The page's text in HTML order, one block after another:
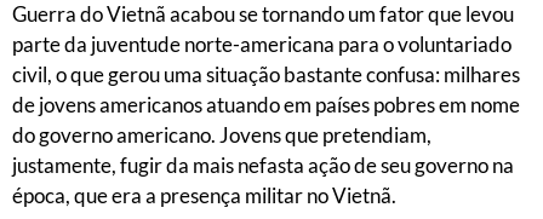
Guerra do Vietnã acabou se tornando um fator que levou
parte da juventude norte-americana para o voluntariado
civil, o que gerou uma situação bastante confusa: milhares
de jovens americanos atuando em países pobres em nome
do governo americano. Jovens que pretendiam,
justamente, fugir da mais nefasta ação de seu governo na
época, que era a presença militar no Vietnã.